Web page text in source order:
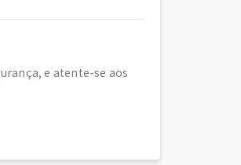
e atente-se aos